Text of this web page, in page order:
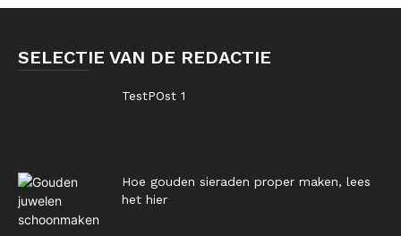
SELECTIE VAN DE REDACTIE
TestPOst 1
Hoe gouden sieraden proper maken, lees
het hier